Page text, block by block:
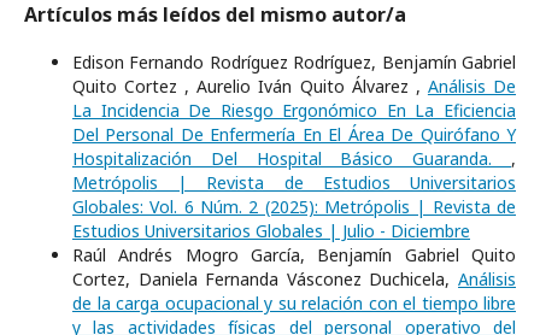
Artículos más leídos del mismo autor/a
Edison Fernando Rodríguez Rodríguez, Benjamín Gabriel
Quito Cortez , Aurelio Iván Quito Álvarez , Análisis De
La Incidencia De Riesgo Ergonómico En La Eficiencia
Del Personal De Enfermería En El Área De Quirófano Y
Hospitalización Del Hospital Básico Guaranda. ,
Metrópolis | Revista de Estudios Universitarios
Globales: Vol. 6 Núm. 2 (2025): Metrópolis | Revista de
Estudios Universitarios Globales | Julio - Diciembre
Raúl Andrés Mogro García, Benjamín Gabriel Quito
Cortez, Daniela Fernanda Vásconez Duchicela, Análisis
de la carga ocupacional y su relación con el tiempo libre
y las actividades físicas del personal operativo del